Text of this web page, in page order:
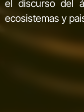
el discurso del
ecosistemas y